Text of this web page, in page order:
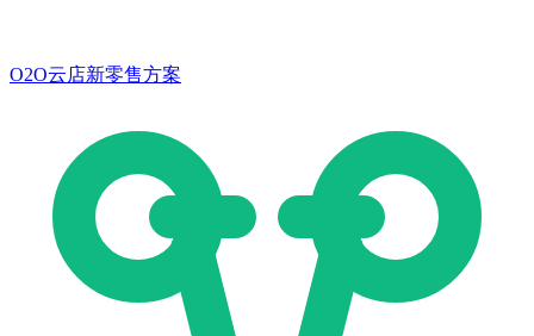
O2O云店新零售方案